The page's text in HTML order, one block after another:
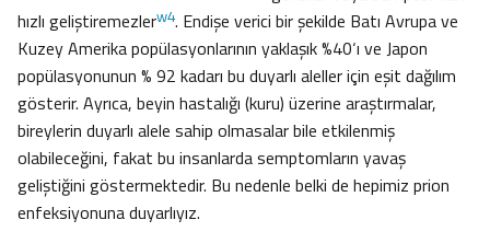
hızlı geliştiremezlerw4. Endişe verici bir şekilde Batı Avrupa ve
Kuzey Amerika popülasyonlarının yaklaşık %40‘ı ve Japon
popülasyonunun % 92 kadarı bu duyarlı aleller için eşit dağılım
gösterir. Ayrıca, beyin hastalığı (kuru) üzerine araştırmalar,
bireylerin duyarlı alele sahip olmasalar bile etkilenmiş
olabileceğini, fakat bu insanlarda semptomların yavaş
geliştiğini göstermektedir. Bu nedenle belki de hepimiz prion
enfeksiyonuna duyarlıyız.